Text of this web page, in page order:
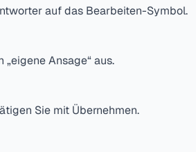
auf das Bearbeiten-Symbol.
Ansage“ aus.
Sie mit Übernehmen.